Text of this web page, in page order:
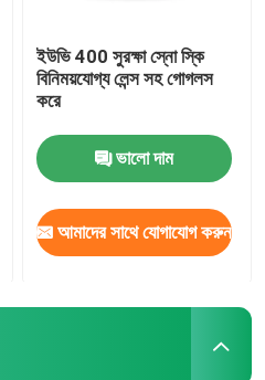
ইউভি 400 সুরক্ষা স্নো স্কি
বিনিময়যোগ্য লেন্স সহ গোগলস
করে
ভালো দাম
আমাদের সাথে যোগাযোগ করুন